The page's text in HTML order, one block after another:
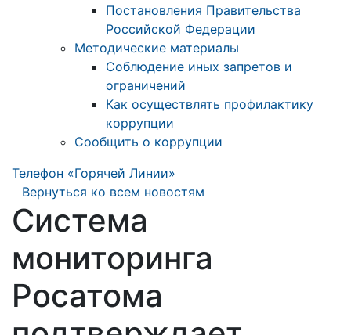
Постановления Правительства
Российской Федерации
Методические материалы
Соблюдение иных запретов и
ограничений
Как осуществлять профилактику
коррупции
Сообщить о коррупции
Телефон «Горячей Линии»
Вернуться ко всем новостям
Система
мониторинга
Росатома